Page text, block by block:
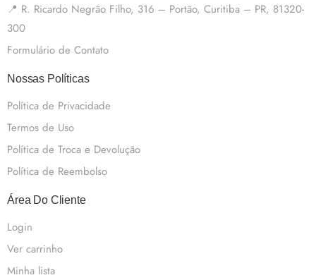
📍 R. Ricardo Negrão Filho, 316 – Portão, Curitiba – PR, 81320-
300
Formulário de Contato
Nossas Políticas
Política de Privacidade
Termos de Uso
Política de Troca e Devolução
Política de Reembolso
Área Do Cliente
Login
Ver carrinho
Minha lista